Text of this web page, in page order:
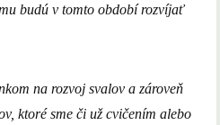
budú v tomto období rozvíjať
na rozvoj svalov a zároveň
ktoré sme či už cvičením alebo